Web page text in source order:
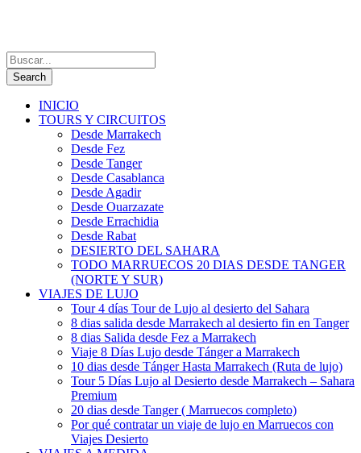
INICIO
TOURS Y CIRCUITOS
Desde Marrakech
Desde Fez
Desde Tanger
Desde Casablanca
Desde Agadir
Desde Ouarzazate
Desde Errachidia
Desde Rabat
DESIERTO DEL SAHARA
TODO MARRUECOS 20 DIAS DESDE TANGER
(NORTE Y SUR)
VIAJES DE LUJO
Tour 4 días Tour de Lujo al desierto del Sahara
8 dias salida desde Marrakech al desierto fin en Tanger
8 dias Salida desde Fez a Marrakech
Viaje 8 Días Lujo desde Tánger a Marrakech
10 dias desde Tánger Hasta Marrakech (Ruta de lujo)
Tour 5 Días Lujo al Desierto desde Marrakech – Sahara
Premium
20 dias desde Tanger ( Marruecos completo)
Por qué contratar un viaje de lujo en Marruecos con
Viajes Desierto